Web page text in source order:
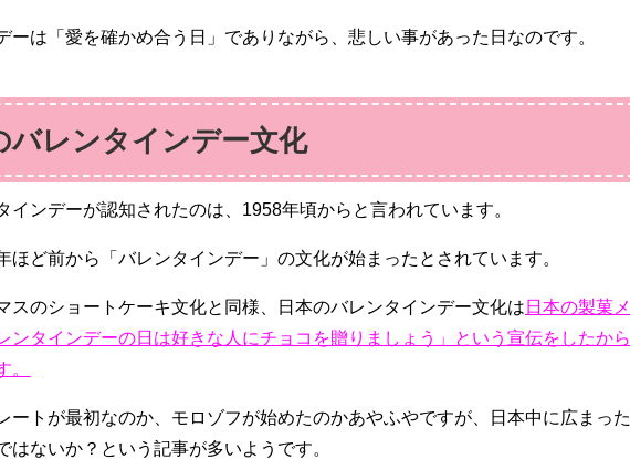
ーは「愛を確かめ合う日」でありながら、悲しい事があった日なのです。
バレンタインデー文化
インデーが認知されたのは、1958年頃からと言われています。
ほど前から「バレンタインデー」の文化が始まったとされています。
スのショートケーキ文化と同様、日本のバレンタインデー文化は 日本の製菓メ
ンタインデーの日は好きな人にチョコを贈りましょう」という宣伝をしたから
。
ートが最初なのか、モロゾフが始めたのかあやふやですが、日本中に広まった
はないか？という記事が多いようです。